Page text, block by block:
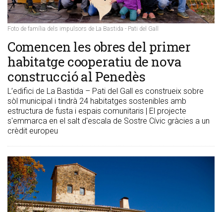
Foto de família dels impulsors de La Bastida - Pati del Gall
Comencen les obres del primer
habitatge cooperatiu de nova
construcció al Penedès
L’edifici de La Bastida – Pati del Gall es construeix sobre
sòl municipal i tindrà 24 habitatges sostenibles amb
estructura de fusta i espais comunitaris | El projecte
s'emmarca en el salt d'escala de Sostre Cívic gràcies a un
crèdit europeu